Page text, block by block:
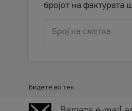
бројот на фактурата
Број на сметка
Бидете во тек